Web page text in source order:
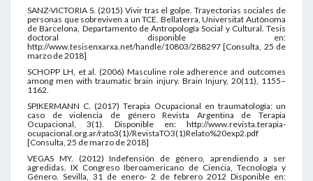
SANZ-VICTORIA S. (2015) Vivir tras el golpe. Trayectorias sociales de
personas que sobreviven a un TCE. Bellaterra, Universitat Autònoma
de Barcelona, Departamento de Antropología Social y Cultural. Tesis
doctoral disponible en:
http://www.tesisenxarxa.net/handle/10803/288297 [Consulta, 25 de
marzo de 2018]
SCHOPP LH, et al. (2006) Masculine role adherence and outcomes
among men with traumatic brain injury. Brain Injury, 20(11), 1155–
1162.
SPIKERMANN C. (2017) Terapia Ocupacional en traumatología: un
caso de violencia de género Revista Argentina de Terapia
Ocupacional, 3(1). Disponible en: http://www.revista.terapia-
ocupacional.org.ar/rato3(1)/RevistaTO3(1)Relato%20exp2.pdf
[Consulta, 25 de marzo de 2018]
VEGAS MY. (2012) Indefensión de género, aprendiendo a ser
agredidas. IX Congreso Iberoamericano de Ciencia, Tecnología y
Género. Sevilla, 31 de enero- 2 de febrero 2012 Disponible en: